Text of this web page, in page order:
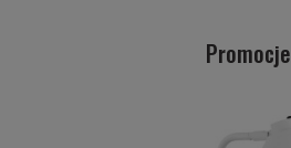
Promocje